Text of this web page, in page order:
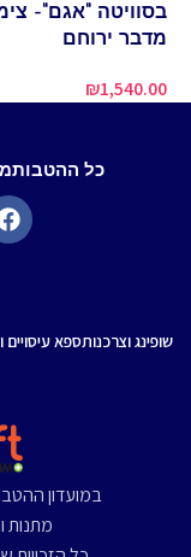
בסוויטה "אגם"-
מדבר ירוחם
₪1,540.00
כל ההטבות
שופינג וצרכנותספא עיסויים
מתנות